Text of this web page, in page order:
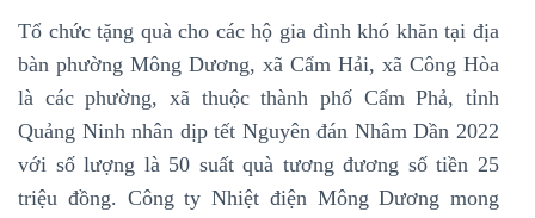
Tổ chức tặng quà cho các hộ gia đình khó khăn tại địa
bàn phường Mông Dương, xã Cẩm Hải, xã Công Hòa
là các phường, xã thuộc thành phố Cẩm Phả, tỉnh
Quảng Ninh nhân dịp tết Nguyên đán Nhâm Dần 2022
với số lượng là 50 suất quà tương đương số tiền 25
triệu đồng. Công ty Nhiệt điện Mông Dương mong